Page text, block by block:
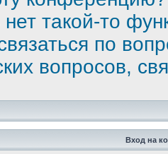
такой-то
по
вопросов,
Вход на